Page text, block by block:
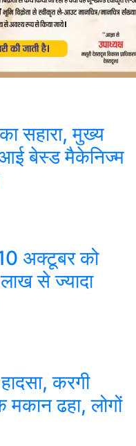
सहारा, मुख्य
बेस्ड मैकेनिज्म
अक्टूबर को
से ज्यादा
करगी
ढहा, लोगों